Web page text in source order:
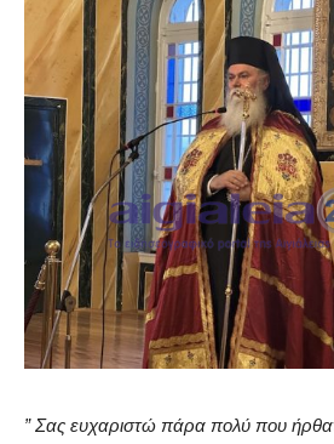
” Σας ευχαριστώ πάρα πολύ που